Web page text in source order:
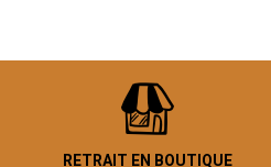
RETRAIT EN BOUTIQUE